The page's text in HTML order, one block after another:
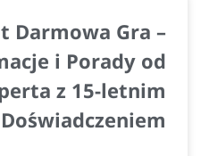
Darmowa Gra –
i Porady od
z 15-letnim
Doświadczeniem